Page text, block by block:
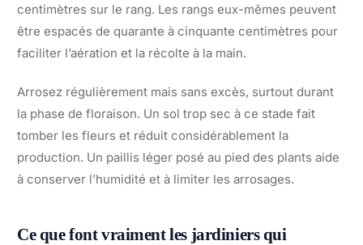
centimètres sur le rang. Les rangs eux-mêmes peuvent
être espacés de quarante à cinquante centimètres pour
faciliter l’aération et la récolte à la main.
Arrosez régulièrement mais sans excès, surtout durant
la phase de floraison. Un sol trop sec à ce stade fait
tomber les fleurs et réduit considérablement la
production. Un paillis léger posé au pied des plants aide
à conserver l’humidité et à limiter les arrosages.
Ce que font vraiment les jardiniers qui